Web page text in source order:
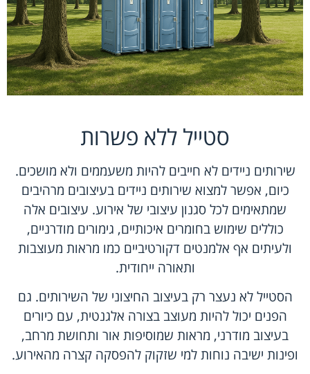
סטייל ללא פשרות
שירותים ניידים לא חייבים להיות משעממים ולא מושכים.
כיום, אפשר למצוא שירותים ניידים בעיצובים מרהיבים
שמתאימים לכל סגנון עיצובי של אירוע. עיצובים אלה
כוללים שימוש בחומרים איכותיים, גימורים מודרניים,
ולעיתים אף אלמנטים דקורטיביים כמו מראות מעוצבות
ותאורה ייחודית.
הסטייל לא נעצר רק בעיצוב החיצוני של השירותים. גם
הפנים יכול להיות מעוצב בצורה אלגנטית, עם כיורים
בעיצוב מודרני, מראות שמוסיפות אור ותחושת מרחב,
ופינות ישיבה נוחות למי שזקוק להפסקה קצרה מהאירוע.